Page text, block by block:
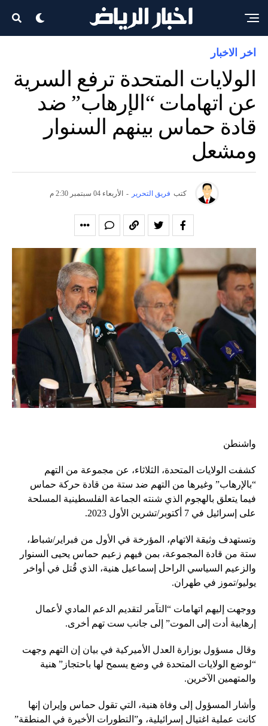
اخر الاخبار
الولايات المتحدة ترفع السرية
عن اتهامات “الإرهاب” ضد
قادة حماس بينهم السنوار
ومشعل
كتب فريق التحرير - الأربعاء 04 سبتمبر 2:30 م
واشنطن
كشفت الولايات المتحدة، الثلاثاء، عن مجموعة من التهم
“بالإرهاب” وغيرها من التهم ضد ستة من قادة حركة حماس
فيما يتعلق بالهجوم الذي شنته الجماعة الفلسطينية المسلحة
على إسرائيل في 7 أكتوبر/تشرين الأول 2023.
وتستهدف وثيقة الاتهام، المؤرخة في الأول من فبراير/شباط،
ستة من قادة المجموعة، بمن فيهم زعيم حماس يحيى السنوار
والزعيم السياسي الراحل إسماعيل هنية، الذي قُتل في أواخر
يوليو/تموز في طهران.
ووجهت إليهم اتهامات “التآمر لتقديم الدعم المادي لأعمال
إرهابية أدت إلى الموت” إلى جانب ست تهم أخرى.
وقال مسؤول بوزارة العدل الأميركية في بيان إن التهم وجهت
“لوضع الولايات المتحدة في وضع يسمح لها باحتجاز” هنية
والمتهمين الآخرين.
وأشار المسؤول إلى وفاة هنية، التي تقول حماس وإيران إنها
كانت عملية اغتيال إسرائيلية، و”التطورات الأخيرة في المنطقة”